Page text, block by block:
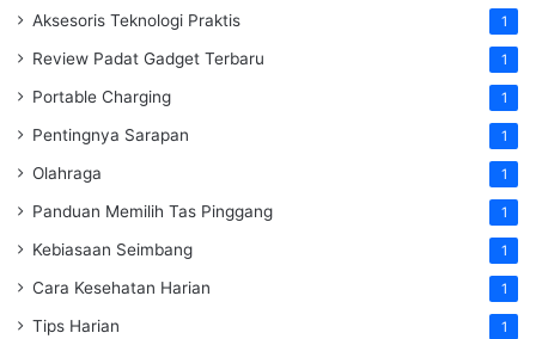
Aksesoris Teknologi Praktis 1
Review Padat Gadget Terbaru 1
Portable Charging 1
Pentingnya Sarapan 1
Olahraga 1
Panduan Memilih Tas Pinggang 1
Kebiasaan Seimbang 1
Cara Kesehatan Harian 1
Tips Harian 1